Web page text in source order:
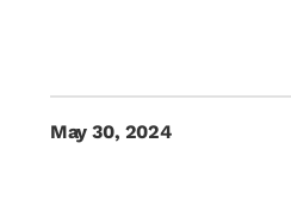
May 30, 2024